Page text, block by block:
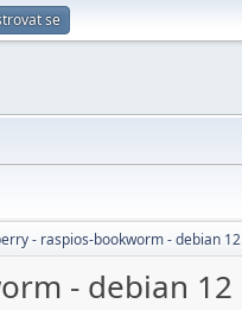
se
- raspios-bookworm - debian 12
- debian 12